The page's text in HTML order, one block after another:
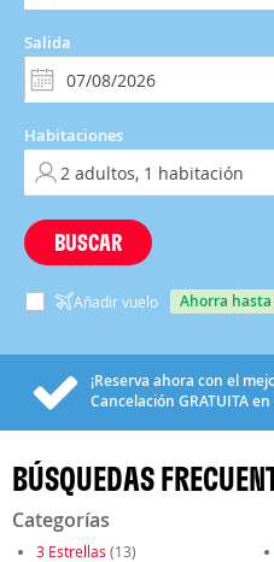
Salida
Habitaciones
BUSCAR
Añadir vuelo ahorra
¡Reserva ahora con el
Cancelación GRATUITAen
BÚSQUEDAS
Categorías
3 Estrellas (13)